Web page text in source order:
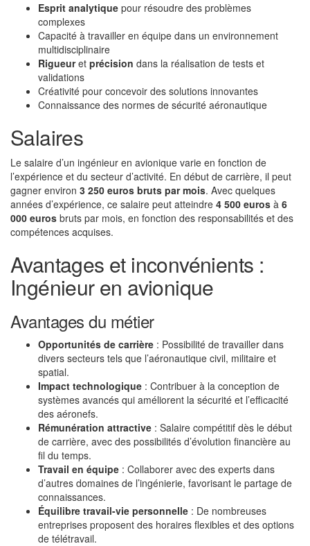
Esprit analytique pour résoudre des problèmes
complexes
Capacité à travailler en équipe dans un environnement
multidisciplinaire
Rigueuret précision dans la réalisation de tests et
validations
Créativité pour concevoir des solutions innovantes
Connaissance des normes de sécurité aéronautique
Salaires
Le salaire d’un ingénieur en avionique varie en fonction de
l’expérience et du secteur d’activité. En début de carrière, il peut
gagner environ 3 250 euros bruts par mois. Avec quelques
années d’expérience, ce salaire peut atteindre 4 500 euros à 6
000 euros bruts par mois, en fonction des responsabilités et des
compétences acquises.
Avantages et inconvénients :
Ingénieur en avionique
Avantages du métier
Opportunités de carrière : Possibilité de travailler dans
divers secteurs tels que l’aéronautique civil, militaire et
spatial.
Impact technologique : Contribuer à la conception de
systèmes avancés qui améliorent la sécurité et l’efficacité
des aéronefs.
Rémunération attractive : Salaire compétitif dès le début
de carrière, avec des possibilités d’évolution financière au
fil du temps.
Travail en équipe : Collaborer avec des experts dans
d’autres domaines de l’ingénierie, favorisant le partage de
connaissances.
Équilibre travail-vie personnelle : De nombreuses
entreprises proposent des horaires flexibles et des options
de télétravail.